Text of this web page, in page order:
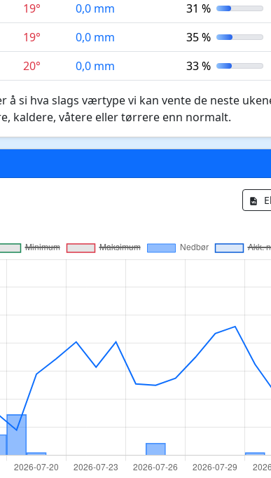
19° 0,0 mm 31 %
19° 0,0 mm 35 %
20° 0,0 mm 33 %
si hva slags værtype vi kan vente de neste
kaldere, våtere eller tørrere enn normalt.